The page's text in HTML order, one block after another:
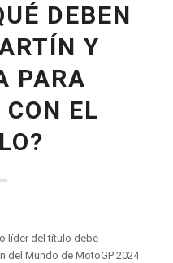
DEBEN
Y
PARA
CON EL
líder del título debe
del Mundo de MotoGP 2024